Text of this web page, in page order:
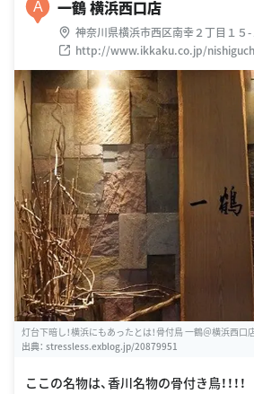
A 一鶴 横浜西口店
神奈川県横浜市西区南幸２丁目１５
http://www.ikkaku.co.jp/
灯台下暗し！横浜にもあったとは！骨付鳥 一鶴＠横浜西口
出典： stressless.exblog.jp/20879951
ここの名物は、香川名物の骨付き鳥！！！！